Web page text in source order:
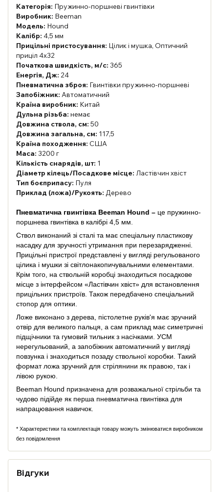
Категорія: Пружинно-поршневі гвинтівки
Виробник: Beeman
Модель: Hound
Калібр: 4,5 мм
Прицільні пристосування: Цілик і мушка, Оптичний
приціл 4х32
Початкова швидкість, м/с: 365
Енергія, Дж: 24
Пневматична зброя: Гвинтівки пружинно-поршневі
Запобіжник: Автоматичний
Країна виробник: Китай
Дульна різьба: немає
Довжина ствола, см: 50
Довжина загальна, см: 117,5
Країна походження: США
Маса: 3200 г
Кількість снарядів, шт: 1
Діаметр кілець/Посадкове місце: Ластівчин хвіст
Тип боєприпасу: Пуля
Приклад (ложа)/Рукоять: Дерево
Пневматична гвинтівка Beeman Hound – це пружинно-
поршнева гвинтівка в калібрі 4,5 мм.
Ствол виконаний зі сталі та має спеціальну пластикову
насадку для зручності утримання при перезарядженні.
Прицільні пристрої представлені у вигляді регульованого
цілика і мушки зі світлонакопичувальними елементами.
Крім того, на ствольній коробці знаходиться посадкове
місце з інтерфейсом «Ластівчин хвіст» для встановлення
прицільних пристроїв. Також передбачено спеціальний
стопор для оптики.
Ложе виконано з дерева, пістолетне руків'я має зручний
отвір для великого пальця, а сам приклад має симетричні
підщічники та гумовий тильник з насічками. УСМ
нерегульований, а запобіжник автоматичний у вигляді
повзунка і знаходиться позаду ствольної коробки. Такий
формат ложа зручний для стрілянини як правою, так і
лівою рукою.
Beeman Hound призначена для розважальної стрільби та
чудово підійде як перша пневматична гвинтівка для
напрацювання навичок.
* Характеристики та комплектація товару можуть змінюватися виробником
без повідомлення
Відгуки